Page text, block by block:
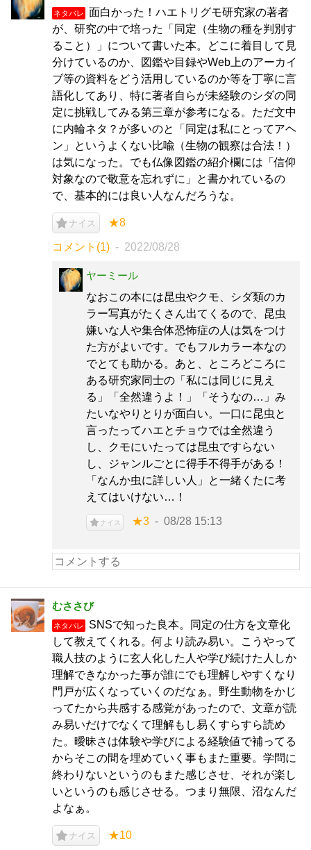
ネタバレ
面白かった！ハエトリグモ研究家の著者
が、研究の中で培った「同定（生物の種を判別す
ること）」について書いた本。どこに着目して見
分けているのか、図鑑や目録やWeb上のアーカイ
ブ等の資料をどう活用しているのか等を丁寧に言
語化してあり、特に著者自らが未経験のシダの同
定に挑戦してみる第三章が参考になる。ただ文中
に内輪ネタ？が多いのと「同定は私にとってアヘ
ン」というよくない比喩（生物の観察は合法！）
は気になった。でも仏像図鑑の紹介欄には「信仰
対象なので敬意を忘れずに」と書かれているの
で、基本的には良い人なんだろうな。
ナイス ★8
コメント(1) 2022/08/28
ヤーミール
なおこの本には昆虫やクモ、シダ類のカ
ラー写真がたくさん出てくるので、昆虫
嫌いな人や集合体恐怖症の人は気をつけ
た方がよいです。でもフルカラー本なの
でとても助かる。あと、ところどころに
ある研究家同士の「私には同じに見え
る」「全然違うよ！」「そうなの…」み
たいなやりとりが面白い。一口に昆虫と
言ったってハエとチョウでは全然違う
し、クモにいたっては昆虫ですらない
し、ジャンルごとに得手不得手がある！
「なんか虫に詳しい人」と一緒くたに考
えてはいけない…！
ナイス ★3 08/28 15:13
むささび
ネタバレ
SNSで知った良本。同定の仕方を文章化
して教えてくれる。何より読み易い。こうやって
職人技のように玄人化した人や学び続けた人しか
理解できなかった事が誰にでも理解しやすくなり
門戸が広くなっていくのだなぁ。野生動物をかじ
ってたから共感する感覚があったので、文章が読
み易いだけでなくて理解もし易くすらすら読め
た。曖昧さは体験や学びによる経験値で補ってる
からそこの間を埋めていく事もまた重要。学問に
終わりないというのもまた感じさせ、それが楽し
いというのも感じさせる。つまり無限、沼なんだ
よなぁ。
ナイス ★10